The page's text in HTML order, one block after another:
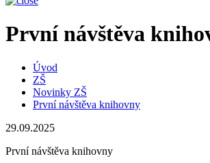
První návštěva
Úvod
ZŠ
Novinky ZŠ
První návštěva knihovny
29.09.2025
První návštěva knihovny